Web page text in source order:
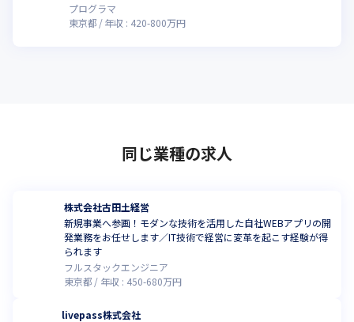
プログラマ
東京都
年収 : 420-800万円
同じ業種の求人
株式会社古田土経営
新規事業へ参画！モダンな技術を活用した自社WEBアプリの開
発業務をお任せします／IT技術で経営に変革を起こす経験が得
られます
フルスタックエンジニア
東京都
年収 : 450-680万円
livepass株式会社